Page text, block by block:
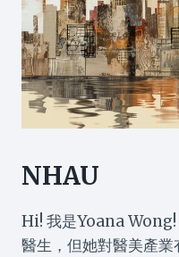
NHAU
Hi! 我是Yoana
醫生，但她對醫美產業